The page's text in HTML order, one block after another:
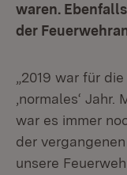
waren.
der
„2019 war für
‚normales‘
war es immer
der
unsere